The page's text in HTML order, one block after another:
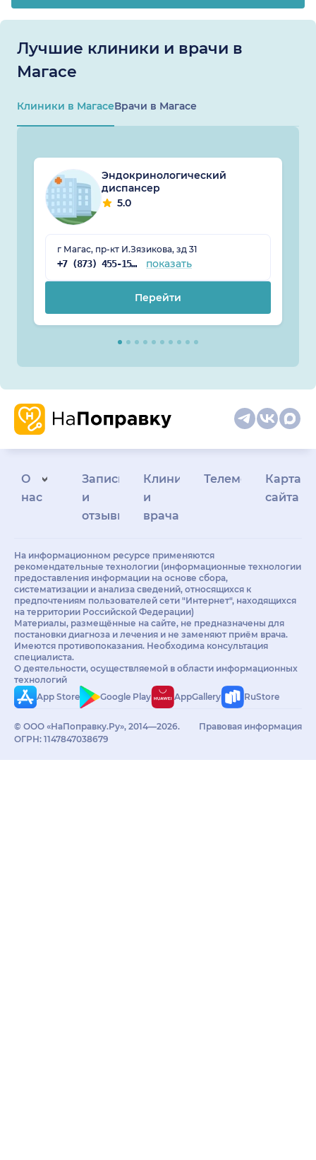
Лучшие клиники и врачи в
Магасе
Клиники в МагасеВрачи в Магасе
Эндокринологический
диспансер
5.0
г Магас, пр-кт И.Зязикова, зд 31
+7 (873) 455-15-85 показать
Перейти
О
нас
Запись
и
отзывы
Клиникам
и
врачам
Телемедицина
Карта
сайта
На информационном ресурсе применяются
рекомендательные технологии (информационные технологии
предоставления информации на основе сбора,
систематизации и анализа сведений, относящихся к
предпочтениям пользователей сети "Интернет", находящихся
на территории Российской Федерации)
Материалы, размещённые на сайте, не предназначены для
постановки диагноза и лечения и не заменяют приём врача.
Имеются противопоказания. Необходима консультация
специалиста.
О деятельности, осуществляемой в области информационных
технологий
App Store
Google Play AppGallery RuStore
© ООО «НаПоправку.Ру», 2014—2026.
ОГРН: 1147847038679
Правовая информация